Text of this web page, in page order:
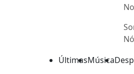
ÚltimasMúsica